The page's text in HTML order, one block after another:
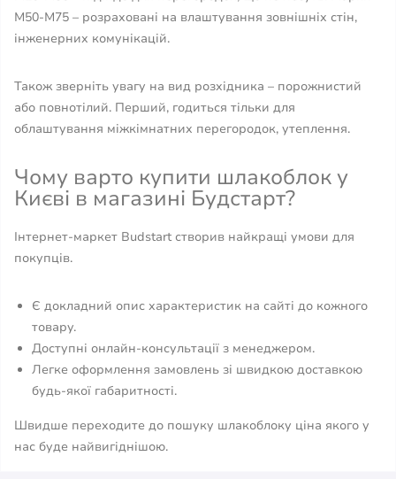
М50-М75 – розраховані на влаштування зовнішніх стін,
інженерних комунікацій.
Також зверніть увагу на вид розхідника – порожнистий
або повнотілий. Перший, годиться тільки для
облаштування міжкімнатних перегородок, утеплення.
Чому варто купити шлакоблок у
Києві в магазині Будстарт?
Інтернет-маркет Budstart створив найкращі умови для
покупців.
Є докладний опис характеристик на сайті до кожного
товару.
Доступні онлайн-консультації з менеджером.
Легке оформлення замовлень зі швидкою доставкою
будь-якої габаритності.
Швидше переходите до пошуку шлакоблоку ціна якого у
нас буде найвигіднішою.